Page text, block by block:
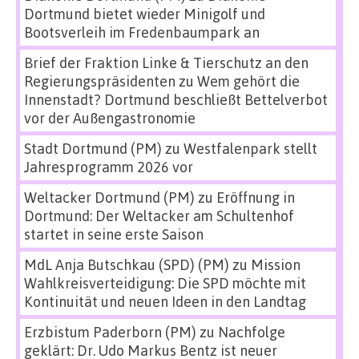
Dortmund bietet wieder Minigolf und
Bootsverleih im Fredenbaumpark an
Brief der Fraktion Linke & Tierschutz an den
Regierungspräsidenten zu Wem gehört die
Innenstadt? Dortmund beschließt Bettelverbot
vor der Außengastronomie
Stadt Dortmund (PM) zu Westfalenpark stellt
Jahresprogramm 2026 vor
Weltacker Dortmund (PM) zu Eröffnung in
Dortmund: Der Weltacker am Schultenhof
startet in seine erste Saison
MdL Anja Butschkau (SPD) (PM) zu Mission
Wahlkreisverteidigung: Die SPD möchte mit
Kontinuität und neuen Ideen in den Landtag
Erzbistum Paderborn (PM) zu Nachfolge
geklärt: Dr. Udo Markus Bentz ist neuer